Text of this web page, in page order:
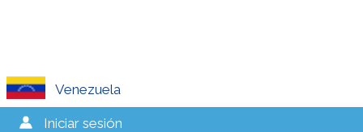
Venezuela
Iniciar sesión